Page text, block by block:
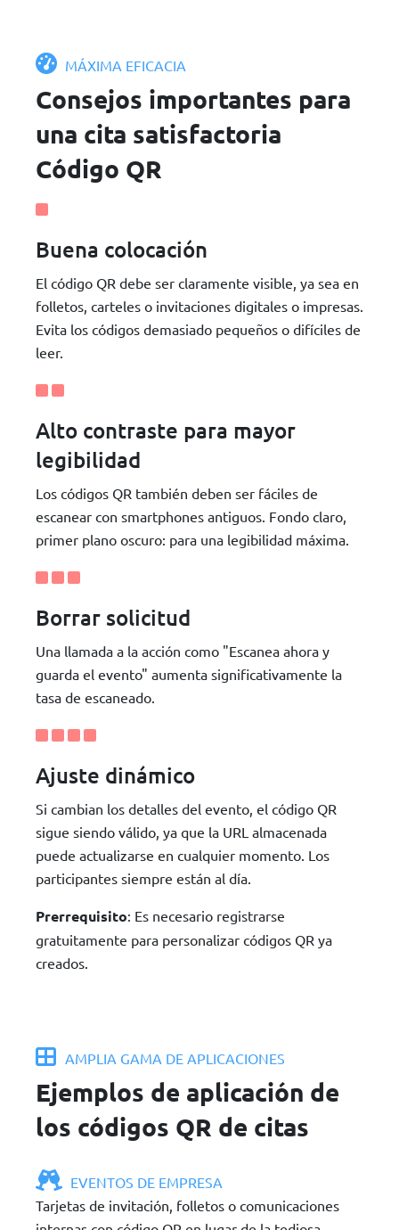
MÁXIMA EFICACIA
Consejos importantes para
una cita satisfactoria
Código QR
Buena colocación
El código QR debe ser claramente visible, ya sea en
folletos, carteles o invitaciones digitales o impresas.
Evita los códigos demasiado pequeños o difíciles de
leer.
Alto contraste para mayor
legibilidad
Los códigos QR también deben ser fáciles de
escanear con smartphones antiguos. Fondo claro,
primer plano oscuro: para una legibilidad máxima.
Borrar solicitud
Una llamada a la acción como "Escanea ahora y
guarda el evento" aumenta significativamente la
tasa de escaneado.
Ajuste dinámico
Si cambian los detalles del evento, el código QR
sigue siendo válido, ya que la URL almacenada
puede actualizarse en cualquier momento. Los
participantes siempre están al día.
Prerrequisito: Es necesario registrarse
gratuitamente para personalizar códigos QR ya
creados.
AMPLIA GAMA DE APLICACIONES
Ejemplos de aplicación de
los códigos QR de citas
EVENTOS DE EMPRESA
Tarjetas de invitación, folletos o comunicaciones